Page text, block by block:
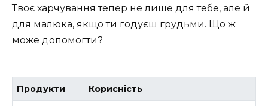
Твоє харчування тепер не лише для тебе, але й
для малюка, якщо ти годуєш грудьми. Що ж
може допомогти?
Продукти Корисність